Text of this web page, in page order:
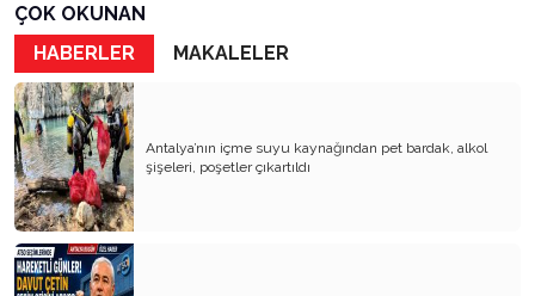
İtibardan Tasarruf Olmaz!
Güneş Enerjisi
Ödül Töreni
TOKİ Konutları: Sosyal mi, Orta Gelir Projesi mi?
Her Kentin Bir Ruhu Vardır
Orkestra Şefi
Abdülhamit ve Tayyip Erdoğan
ÇOK OKUNAN
HABERLER
MAKALELER
Antalya’nın içme suyu kaynağından pet bardak, alkol
şişeleri, poşetler çıkartıldı